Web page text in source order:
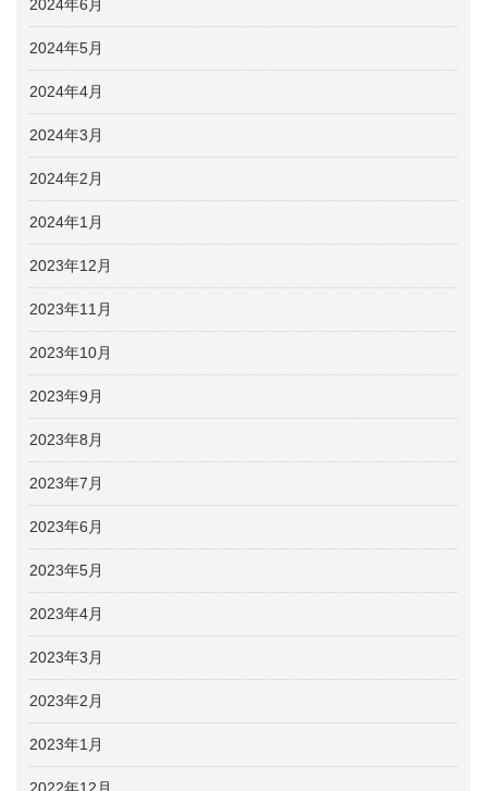
2024年6月
2024年5月
2024年4月
2024年3月
2024年2月
2024年1月
2023年12月
2023年11月
2023年10月
2023年9月
2023年8月
2023年7月
2023年6月
2023年5月
2023年4月
2023年3月
2023年2月
2023年1月